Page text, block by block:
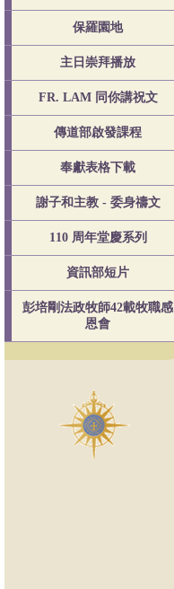
保羅園地
主日崇拜播放
FR. LAM 同你講祝文
傳道部啟發課程
奉獻表格下載
謝子和主教 - 委身禱文
110 周年堂慶系列
資訊部短片
彭培剛法政牧師42載牧職感
恩會